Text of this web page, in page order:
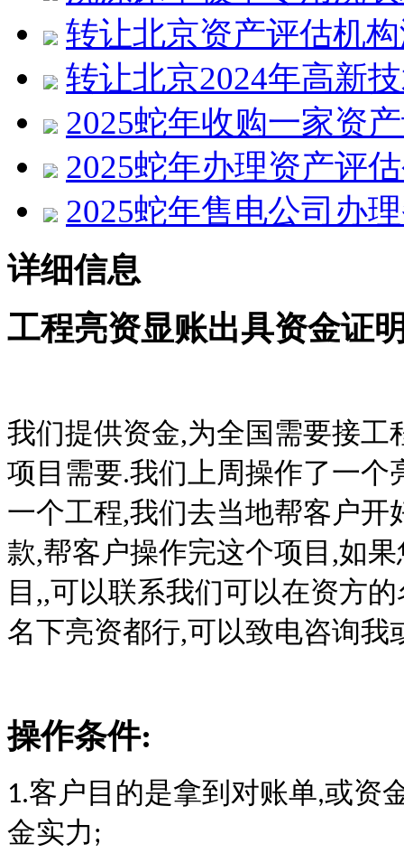
转让北京资产评估机
转让北京2024年高新
2025蛇年收购一家资
2025蛇年办理资产评
2025蛇年售电公司办
详细信息
工程亮资显账出具资金证
我们提供资金,为全国需要接
项目需要.我们上周操作了一
一个工程,我们去当地帮客户
款,帮客户操作完这个项目,如
目,,可以联系我们可以在资方
名下亮资都行,可以致电咨询我
操作条件:
1.客户目的是拿到对账单,或资
金实力;